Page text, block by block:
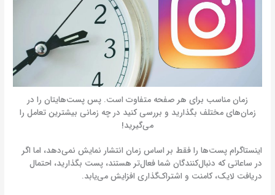
زمان مناسب برای هر صفحه متفاوت است. پس پست‌هایتان را در
زمان‌های مختلف بگذارید و بررسی کنید در چه زمانی بیشترین تعامل را
می‌گیرید!
اینستاگرام پست‌ها را فقط بر اساس زمان انتشار نمایش نمی‌دهد، اما اگر
در ساعاتی که دنبال‌کنندگان شما فعال‌تر هستند، پست بگذارید، احتمال
دریافت لایک، کامنت و اشتراک‌گذاری افزایش می‌یابد.